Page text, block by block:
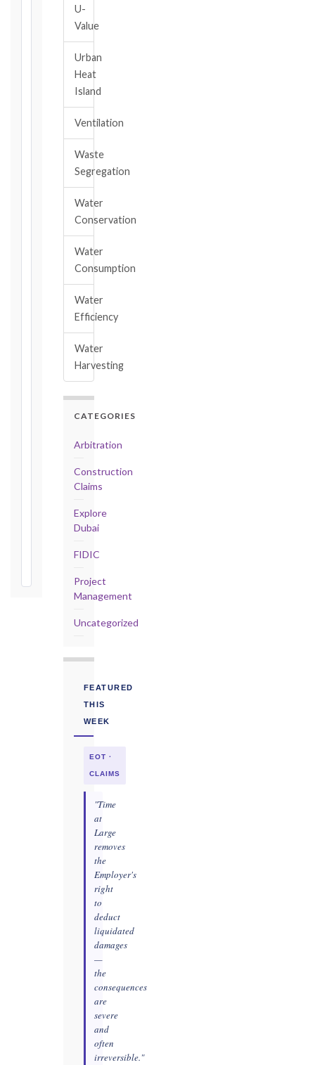
Claim:
Notice:
Detailed
Claim:
Unforeseeable
Conditions
(Cl. 4.12):
Notice
soon
Notification
Period:
Taking-
Certificate
U-
Value
Urban
Heat
Island
Ventilation
Waste
Segregation
Water
Conservation
Water
Consumption
Water
Efficiency
Water
Harvesting
CATEGORIES
Arbitration
Construction
Claims
Explore
Dubai
FIDIC
Project
Management
Uncategorized
FEATURED
THIS
WEEK
EOT ·
CLAIMS
"Time
at
Large
removes
the
Employer's
right
to
deduct
liquidated
damages
—
the
consequences
are
severe
and
often
irreversible."